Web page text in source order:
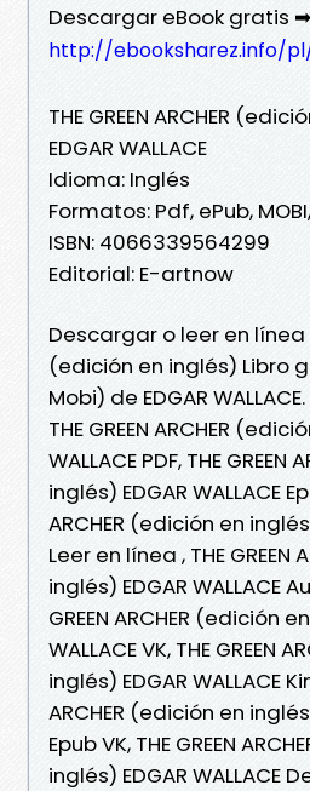
Descargar eBook gratis ➡
http://ebooksharez.info/
THE GREEN ARCHER
EDGAR WALLACE
Idioma: Inglés
Formatos: Pdf, ePub,
ISBN: 4066339564299
Editorial: E-artnow
Descargar o leer en línea
(edición en inglés) Libro
Mobi) de EDGAR WALLACE.
THE GREEN ARCHER
WALLACE PDF, THE
inglés) EDGAR WALLACE
ARCHER (edición en
Leer en línea , THE GREEN
inglés) EDGAR WALLACE
GREEN ARCHER (edición
WALLACE VK, THE GREEN
inglés) EDGAR WALLACE
ARCHER (edición en
Epub VK, THE GREEN
inglés) EDGAR WALLACE